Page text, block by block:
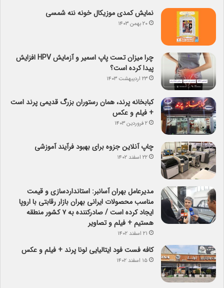
نمایش کمدی موزیکال خونه ننه شمسی
۲۰ بهمن ۱۴۰۳
چرا میزان تست پاپ اسمیر و آزمایش HPV افزایش
پیدا کرده است؟
۲۳ اردیبهشت ۱۴۰۳
کبابخانه پرند، همان رستوران بزرگ قدیمی پرند است
+ فیلم و عکس
۲ فروردین ۱۴۰۳
چاپ آنلاین جزوه برای بهبود فرآیند آموزشی
۲۲ اسفند ۱۴۰۲
مدیرعامل بهران آسانبر: استانداردسازی و قیمت
مناسب محصولات ایرانی بهران بازار رقابتی با اروپا
ایجاد کرده است / صادرکننده به ۷ کشور منطقه
هستیم + فیلم و تصاویر
۲۱ اسفند ۱۴۰۲
کافه فست فود ایتالیایی لونا پرند + فیلم و عکس
۱۵ اسفند ۱۴۰۲